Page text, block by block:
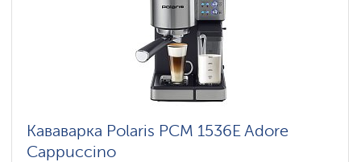
Кававарка Polaris PCM 1536E Adore
Cappuccino